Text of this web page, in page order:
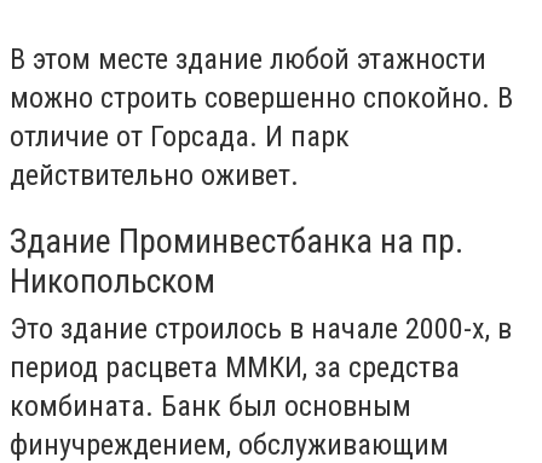
В этом месте здание любой этажности
можно строить совершенно спокойно. В
отличие от Горсада. И парк
действительно оживет.
Здание Проминвестбанка на пр.
Никопольском
Это здание строилось в начале 2000-х, в
период расцвета ММКИ, за средства
комбината. Банк был основным
финучреждением, обслуживающим